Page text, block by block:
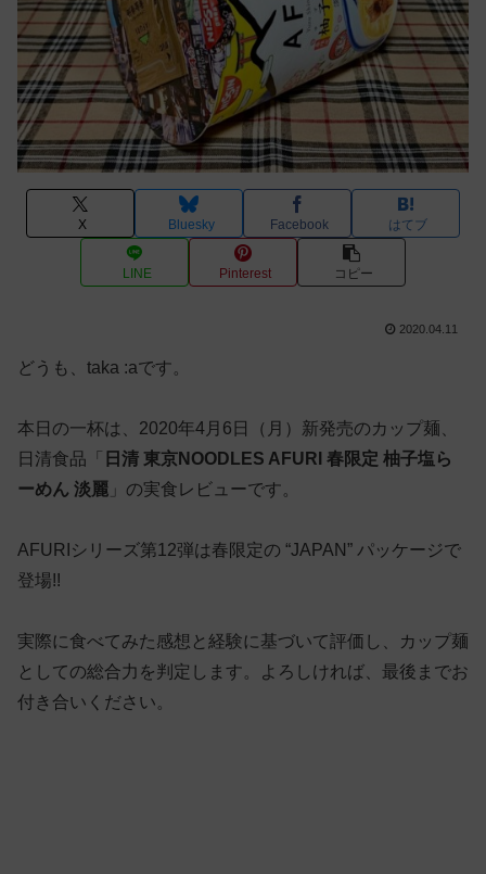
X Bluesky Facebook はてブ
LINE Pinterest コピー
2020.04.11
どうも、taka :aです。
本日の一杯は、2020年4月6日（月）新発売のカップ麺、
日清食品「 日清 東京NOODLES AFURI 春限定 柚子塩ら
ーめん 淡麗 」の実食レビューです。
AFURIシリーズ第12弾は春限定の “JAPAN” パッケージで
登場!!
実際に食べてみた感想と経験に基づいて評価し、カップ麺
としての総合力を判定します。よろしければ、最後までお
付き合いください。